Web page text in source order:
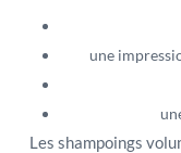
une
Les shampoings